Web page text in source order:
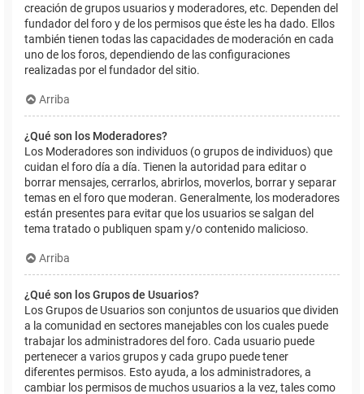
creación de grupos usuarios y moderadores, etc. Dependen del
fundador del foro y de los permisos que éste les ha dado. Ellos
también tienen todas las capacidades de moderación en cada
uno de los foros, dependiendo de las configuraciones
realizadas por el fundador del sitio.
Arriba
¿Qué son los Moderadores?
Los Moderadores son individuos (o grupos de individuos) que
cuidan el foro día a día. Tienen la autoridad para editar o
borrar mensajes, cerrarlos, abrirlos, moverlos, borrar y separar
temas en el foro que moderan. Generalmente, los moderadores
están presentes para evitar que los usuarios se salgan del
tema tratado o publiquen spam y/o contenido malicioso.
Arriba
¿Qué son los Grupos de Usuarios?
Los Grupos de Usuarios son conjuntos de usuarios que dividen
a la comunidad en sectores manejables con los cuales puede
trabajar los administradores del foro. Cada usuario puede
pertenecer a varios grupos y cada grupo puede tener
diferentes permisos. Esto ayuda, a los administradores, a
cambiar los permisos de muchos usuarios a la vez, tales como